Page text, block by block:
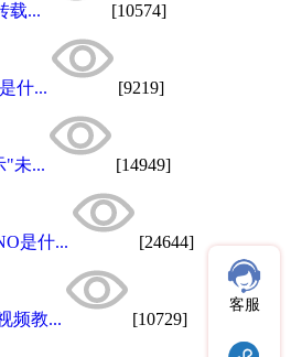
载... [10574]
什... [9219]
"未... [14949]
是什... [24644]
频教... [10729]
客服